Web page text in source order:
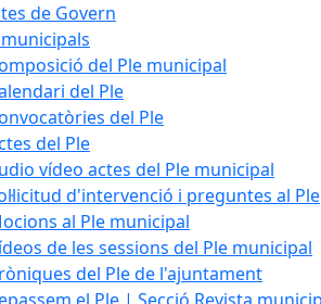
de Govern
del Ple municipal
del Ple
del Ple
del Ple
vídeo actes del Ple municipal
d'intervenció i preguntes al Ple
al Ple municipal
de les sessions del Ple municipal
del Ple de l'ajuntament